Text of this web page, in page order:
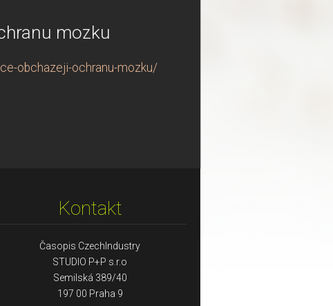
mozku
obchazeji-ochranu-mozku/
Kontakt
Časopis CzechIndustry
STUDIO P+P s.r.o
Semilská 389/40
197 00 Praha 9